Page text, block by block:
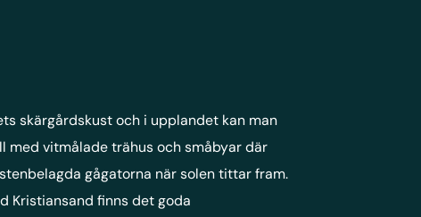
skärgårdskust och i upplandet kan man
med vitmålade trähus och småbyar där
gågatorna när solen tittar fram.
Kristiansand finns det goda